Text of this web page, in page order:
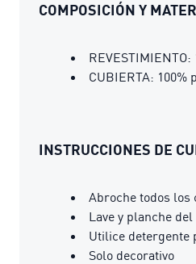
COMPOSICIÓN Y
CUBIERTA: 100%
INSTRUCCIONES DE
Abroche todos los
Lave y planche del
Utilice detergente
Solo decorativo